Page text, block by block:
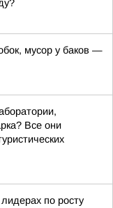
мусор у баков —
Все они
по росту